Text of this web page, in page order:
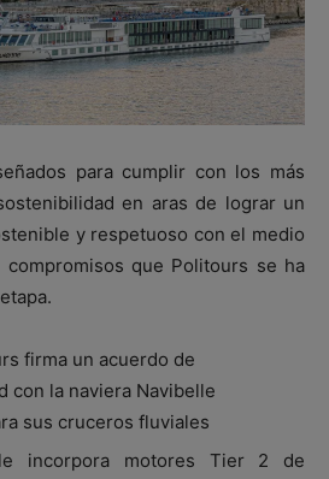
para cumplir con los más
en aras de lograr un
y respetuoso con el medio
que Politours se ha
incorpora motores Tier 2 de